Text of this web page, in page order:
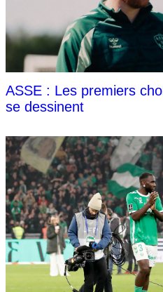
ASSE : Les premiers
se dessinent